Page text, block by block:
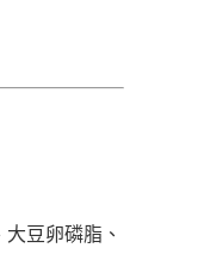
豆卵磷脂、